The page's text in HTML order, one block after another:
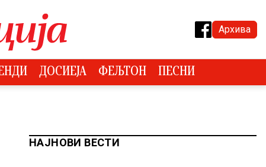
Архива
ДОСИЕЈА ФЕЉТОН ПЕСНИ
НАЈНОВИ ВЕСТИ